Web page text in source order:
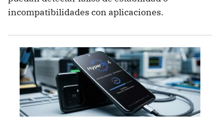
incompatibilidades con aplicaciones.